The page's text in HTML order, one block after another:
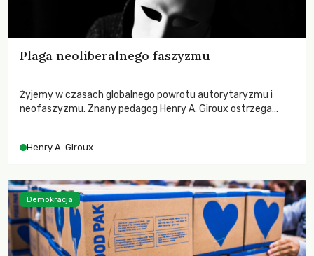
Plaga neoliberalnego faszyzmu
Żyjemy w czasach globalnego powrotu autorytaryzmu i
neofaszyzmu. Znany pedagog Henry A. Giroux ostrzega
wychowają świadomych obywateli?
Henry A. Giroux
Demokracja